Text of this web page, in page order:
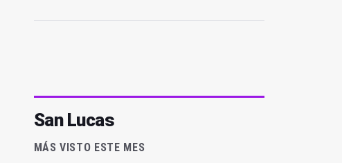
San Lucas
MÁS VISTO ESTE MES